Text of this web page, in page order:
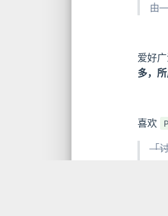
由
爱好
多，
喜欢
「